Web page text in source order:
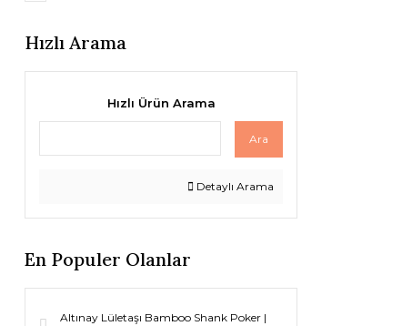
Hızlı Arama
Hızlı Ürün Arama
Ara
Detaylı Arama
En Populer Olanlar
Altınay Lületaşı Bamboo Shank Poker |